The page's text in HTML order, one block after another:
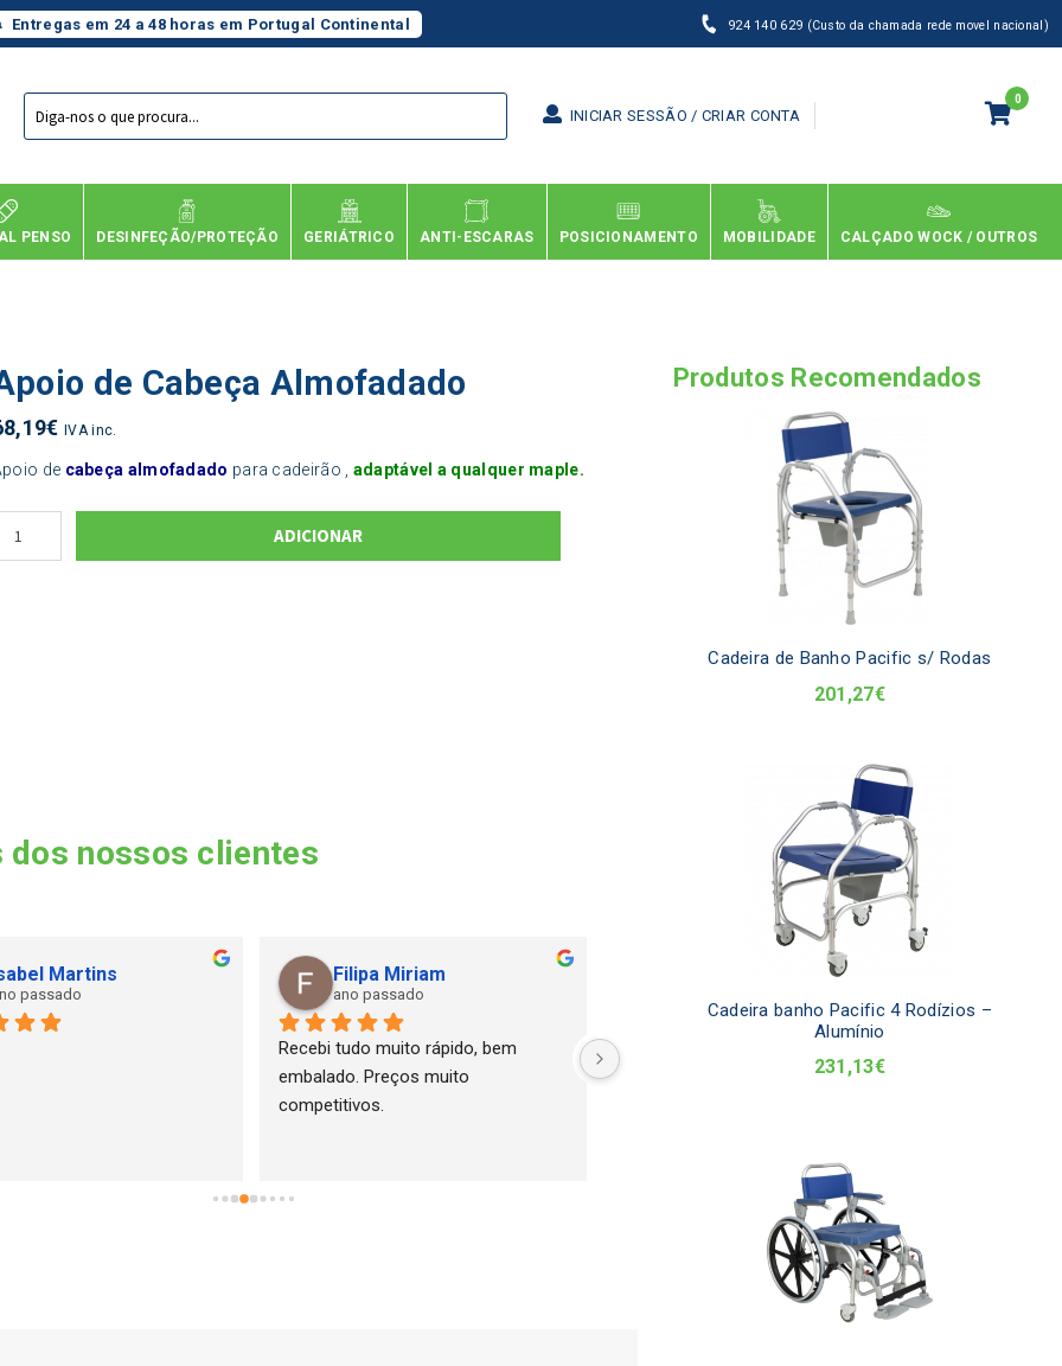
Entregas em 24 a 48 horas em Portugal Continental 924 140 629 (Custo da chamada rede movel nacional)
Products
search
INICIAR SESSÃO / CRIAR CONTA
0
PENSO DESINFEÇÃO/PROTEÇÃO GERIÁTRICO ANTI-ESCARAS POSICIONAMENTO MOBILIDADE CALÇADO WOCK / OUTROS
de Cabeça Almofadado
€ IVA inc.
de cabeça almofadado para cadeirão , adaptável a qualquer maple.
ADICIONAR
dos nossos clientes
Martins
passado
Filipa Miriam
ano passado
Recebi tudo muito rápido, bem
embalado. Preços muito
competitivos.
Geribemestar e estou muito
problema com um equipamento que
comprei mas o serviço pós venda
foi muito atencioso e resolveu a
situação como pretendido.Muito
Produtos Recomendados
Cadeira de Banho Pacific s/ Rodas
201,27€
Cadeira banho Pacific 4 Rodízios –
Alumínio
231,13€